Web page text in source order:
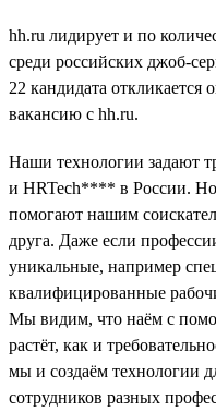
hh.ru лидирует и по
среди российских джоб-
22 кандидата
вакансию с hh.ru.
Наши технологии задают
и HRTech**** в России. Но
помогают нашим
друга. Даже если
уникальные, например
квалифицированные
Мы видим, что наём с
растёт, как и
мы и создаём технологии
сотрудников разных